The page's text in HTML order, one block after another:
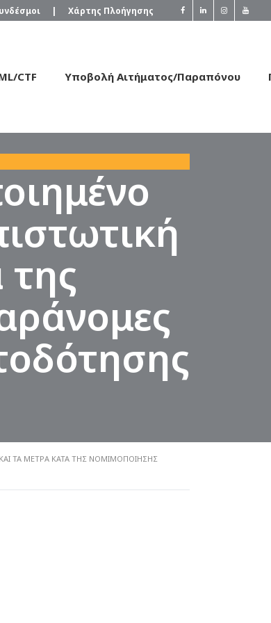
| Χάρτης Πλοήγησης
CTF Υποβολή Αιτήματος/Παραπόνου
της
ΤΑ ΜΈΤΡΑ ΚΑΤΆ ΤΗΣ ΝΟΜΙΜΟΠΟΊΗΣΗΣ